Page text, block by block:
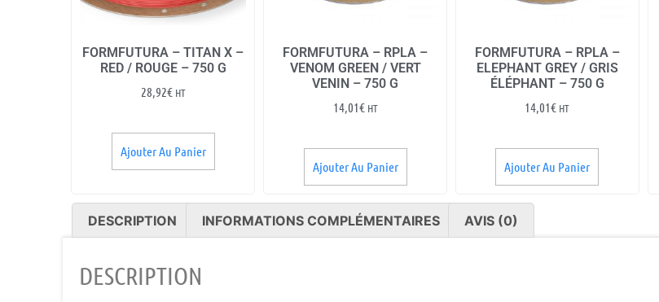
FORMFUTURA – TITAN X –
RED / ROUGE – 750 G
28,92€ HT
Ajouter Au Panier
FORMFUTURA – RPLA –
VENOM GREEN / VERT
VENIN – 750 G
14,01€ HT
Ajouter Au Panier
FORMFUTURA – RPLA –
ELEPHANT GREY / GRIS
ÉLÉPHANT – 750 G
14,01€ HT
Ajouter Au Panier
DESCRIPTION INFORMATIONS COMPLÉMENTAIRES AVIS (0)
DESCRIPTION